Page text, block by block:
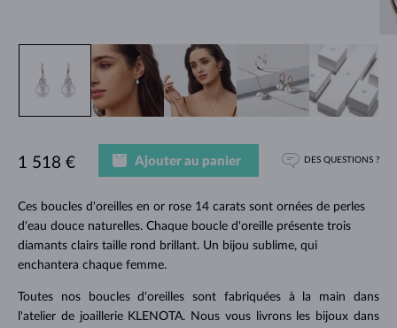
Ces boucles d'oreilles en or rose 14 carats sont ornées de perles
d'eau douce naturelles. Chaque boucle d'oreille présente trois
diamants clairs taille rond brillant. Un bijou sublime, qui
enchantera chaque femme.
Toutes nos boucles d'oreilles sont fabriquées à la main dans
l'atelier de joaillerie KLENOTA. Nous vous livrons les bijoux dans
1 518 € Ajouter au panier DES QUESTIONS ?